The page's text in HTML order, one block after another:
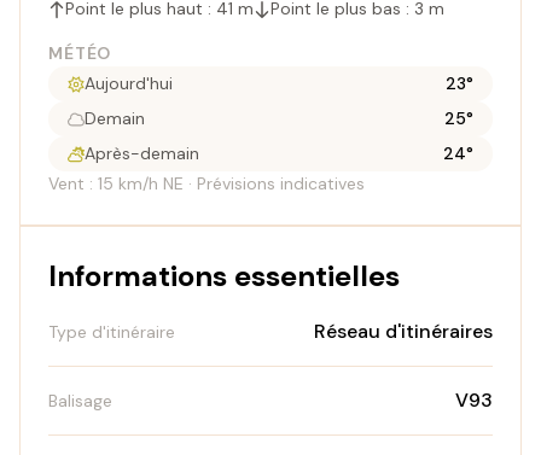
Point le plus haut : 41 m Point le plus bas : 3 m
MÉTÉO
Aujourd'hui
23°
Demain
25°
Après-demain
24°
Vent : 15 km/h NE · Prévisions indicatives
Informations essentielles
Type d'itinéraire Réseau d'itinéraires
Balisage V93